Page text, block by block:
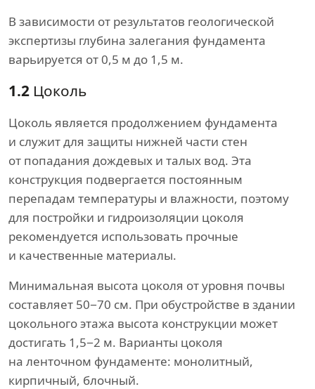
В зависимости от результатов геологической
экспертизы глубина залегания фундамента
варьируется от 0,5 м до 1,5 м.
1.2 Цоколь
Цоколь является продолжением фундамента
и служит для защиты нижней части стен
от попадания дождевых и талых вод. Эта
конструкция подвергается постоянным
перепадам температуры и влажности, поэтому
для постройки и гидроизоляции цоколя
рекомендуется использовать прочные
и качественные материалы.
Минимальная высота цоколя от уровня почвы
составляет 50−70 см. При обустройстве в здании
цокольного этажа высота конструкции может
достигать 1,5−2 м. Варианты цоколя
на ленточном фундаменте: монолитный,
кирпичный, блочный.